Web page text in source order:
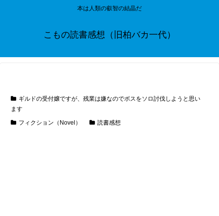
本は人類の叡智の結晶だ
こもの読書感想（旧柏バカ一代）
ギルドの受付嬢ですが、残業は嫌なのでボスをソロ討伐しようと思い
ます
フィクション（Novel）
読書感想